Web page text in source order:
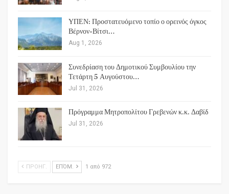
ΥΠΕΝ: Προστατευόμενο τοπίο ο ορεινός όγκος
Βέρνον-Βίτσι…
Aug 1, 2026
Συνεδρίαση του Δημοτικού Συμβουλίου την
Τετάρτη 5 Αυγούστου…
Jul 31, 2026
Πρόγραμμα Μητροπολίτου Γρεβενών κ.κ. Δαβίδ
Jul 31, 2026
ΠΡΟΗΓ. ΕΠΌΜ. 1 από 972